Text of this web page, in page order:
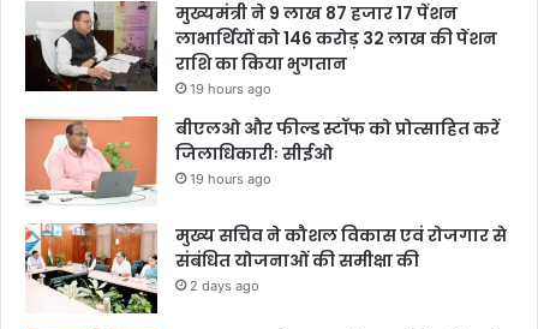
मुख्यमंत्री ने 9 लाख 87 हजार 17 पेंशन
लाभार्थियों को 146 करोड़ 32 लाख की पेंशन
राशि का किया भुगतान
19 hours ago
बीएलओ और फील्ड स्टॉफ को प्रोत्साहित करें
जिलाधिकारीः सीईओ
19 hours ago
मुख्य सचिव ने कौशल विकास एवं रोजगार से
संबंधित योजनाओं की समीक्षा की
2 days ago